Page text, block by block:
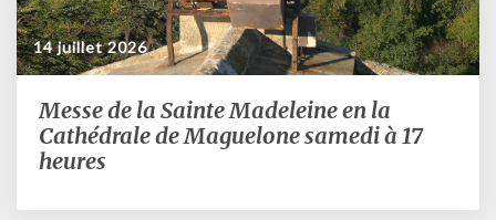
14 juillet 2026
Messe
de
la
Madeleine
Messe de la Sainte Madeleine en la
Cathédrale de Maguelone samedi à 17
heures